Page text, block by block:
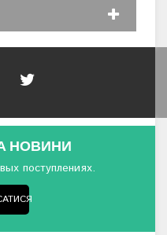
НОВИНИ
поступлениях.